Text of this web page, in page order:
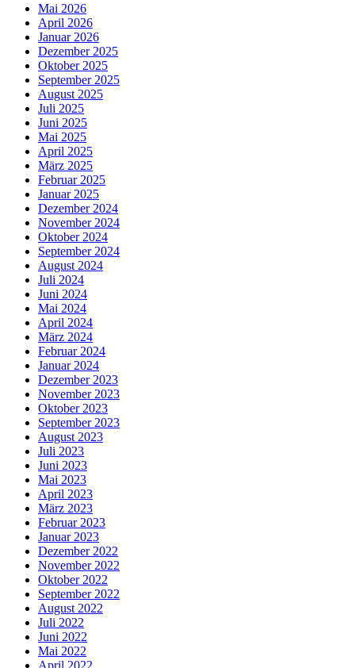
Mai 2026
April 2026
Januar 2026
Dezember 2025
Oktober 2025
September 2025
August 2025
Juli 2025
Juni 2025
Mai 2025
April 2025
März 2025
Februar 2025
Januar 2025
Dezember 2024
November 2024
Oktober 2024
September 2024
August 2024
Juli 2024
Juni 2024
Mai 2024
April 2024
März 2024
Februar 2024
Januar 2024
Dezember 2023
November 2023
Oktober 2023
September 2023
August 2023
Juli 2023
Juni 2023
Mai 2023
April 2023
März 2023
Februar 2023
Januar 2023
Dezember 2022
November 2022
Oktober 2022
September 2022
August 2022
Juli 2022
Juni 2022
Mai 2022
April 2022